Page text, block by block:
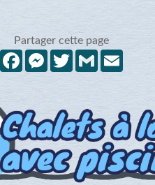
Partager cette page
FacebookMessenger
TwitterGmail